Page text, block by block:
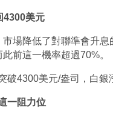
4300美元
場降低了對聯準會升
前這一機率超過70%。
破4300美元/盎司，白銀
一阻力位